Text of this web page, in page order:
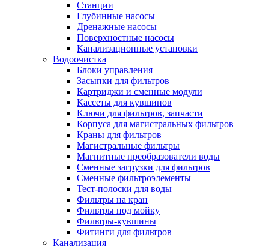
Все для бани
Полезные статьи
Новости и Акции
Оплата и доставка
Станции
Глубинные насосы
Дренажные насосы
Поверхностные насосы
Канализационные установки
Водоочистка
Блоки управления
Засыпки для фильтров
Картриджи и сменные модули
Кассеты для кувшинов
Ключи для фильтров, запчасти
Корпуса для магистральных фильтров
Краны для фильтров
Магистральные фильтры
Магнитные преобразователи воды
Сменные загрузки для фильтров
Сменные фильтроэлементы
Тест-полоски для воды
Фильтры на кран
Фильтры под мойку
Фильтры-кувшины
Фитинги для фильтров
Канализация